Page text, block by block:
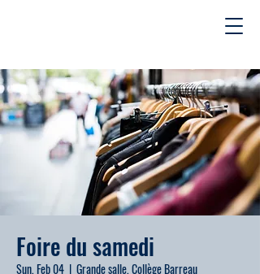
Foire du samedi
Sun, Feb 04
  |
Grande salle, Collège Barreau